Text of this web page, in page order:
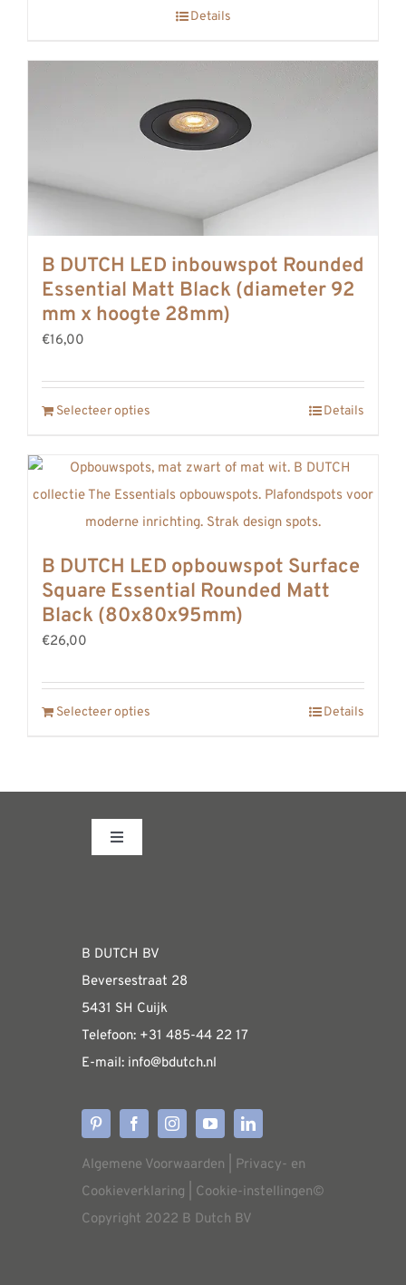
Details
B DUTCH LED inbouwspot Rounded
Essential Matt Black (diameter 92
mm x hoogte 28mm)
€16,00
Selecteer opties Details
B DUTCH LED opbouwspot Surface
Square Essential Rounded Matt
Black (80x80x95mm)
€26,00
Selecteer opties Details
Toggle
WEBSHOP
Algemene informatie &
Verzendkosten
Levertijden
Aflevering
B DUTCH BV
Beversestraat 28
5431 SH Cuijk
Telefoon: +31 485-44 22 17
E-mail: info@bdutch.nl
Algemene Voorwaarden
Privacy- en
Cookieverklaring
Cookie-instellingen©
Copyright 2022 B Dutch BV